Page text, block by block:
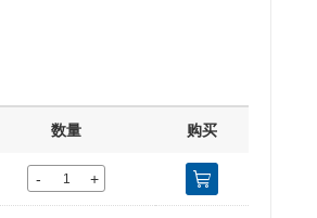
数量 购买
- +